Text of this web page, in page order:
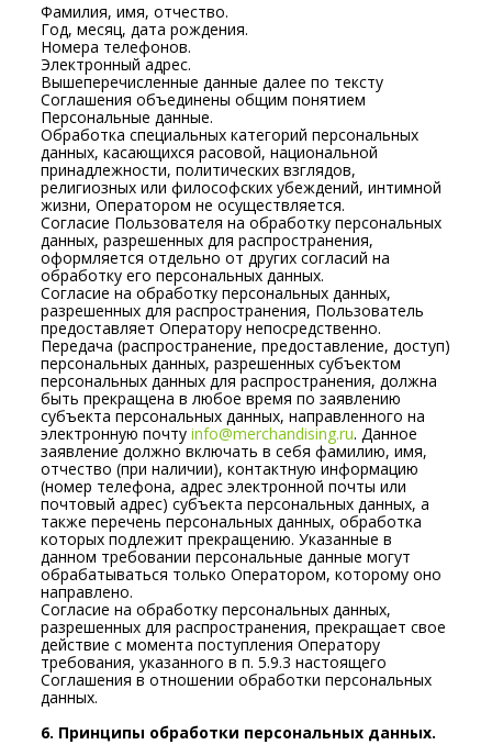
Фамилия, имя, отчество.
Год, месяц, дата рождения.
Номера телефонов.
Электронный адрес.
Вышеперечисленные данные далее по тексту
Соглашения объединены общим понятием
Персональные данные.
Обработка специальных категорий персональных
данных, касающихся расовой, национальной
принадлежности, политических взглядов,
религиозных или философских убеждений, интимной
жизни, Оператором не осуществляется.
Согласие Пользователя на обработку персональных
данных, разрешенных для распространения,
оформляется отдельно от других согласий на
обработку его персональных данных.
Согласие на обработку персональных данных,
разрешенных для распространения, Пользователь
предоставляет Оператору непосредственно.
Передача (распространение, предоставление, доступ)
персональных данных, разрешенных субъектом
персональных данных для распространения, должна
быть прекращена в любое время по заявлению
субъекта персональных данных, направленного на
электронную почтуinfo@merchandising.ru. Данное
заявление должно включать в себя фамилию, имя,
отчество (при наличии), контактную информацию
(номер телефона, адрес электронной почты или
почтовый адрес) субъекта персональных данных, а
также перечень персональных данных, обработка
которых подлежит прекращению. Указанные в
данном требовании персональные данные могут
обрабатываться только Оператором, которому оно
направлено.
Согласие на обработку персональных данных,
разрешенных для распространения, прекращает свое
действие с момента поступления Оператору
требования, указанного в п. 5.9.3 настоящего
Соглашения в отношении обработки персональных
данных.
6. Принципы обработки персональных данных.